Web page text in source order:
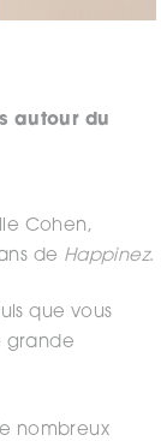
autour du
Cohen,
de Happinez.
que vous
grande
nombreux